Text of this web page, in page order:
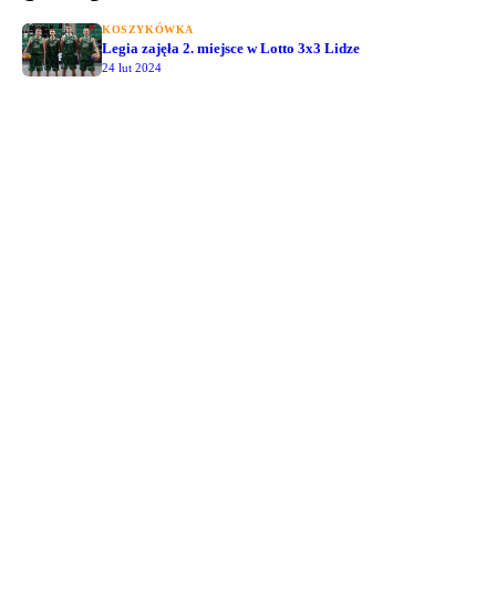
KOSZYKÓWKA
Legia zajęła 2. miejsce w Lotto 3x3 Lidze
24 lut 2024